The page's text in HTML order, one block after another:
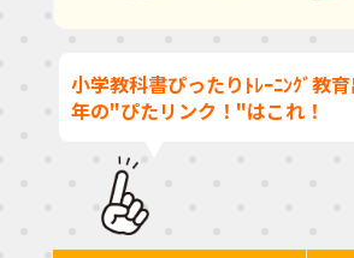
小学教科書ぴったりﾄﾚｰﾆﾝｸﾞ教
年の"ぴたリンク！"はこれ！